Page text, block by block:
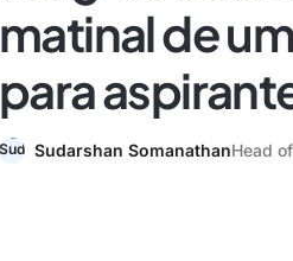
matinal de
para
Sudarshan SomanathanHead